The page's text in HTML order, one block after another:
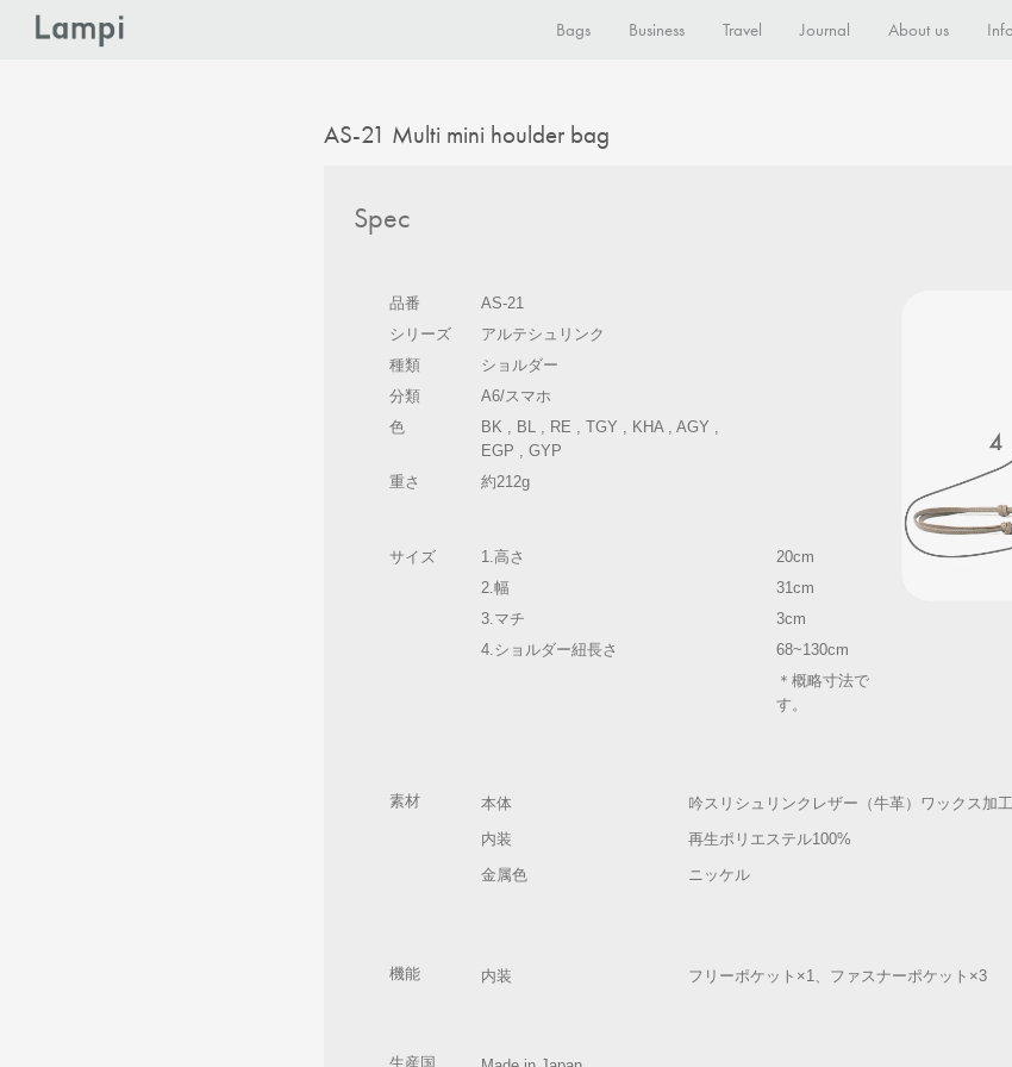
Bags Business Travel Journal About us
AS-21 Multi mini houlder bag
Spec
品番
AS-21
シリーズ
アルテシュリンク
種類
ショルダー
分類
A6/スマホ
色
BK , BL , RE , TGY , KHA , AGY ,
EGP , GYP
重さ
約212g
サイズ 1.高さ
20cm
2.幅
31cm
3.マチ
3cm
4.ショルダー紐長さ
68~130cm
＊概略寸法で
す。
素材 本体
吟スリシュリンクレザー（牛革）ワックス加工
内装
再生ポリエステル100%
金属色
ニッケル
機能 内装 フリーポケット×1、ファスナーポケット×3
生産国